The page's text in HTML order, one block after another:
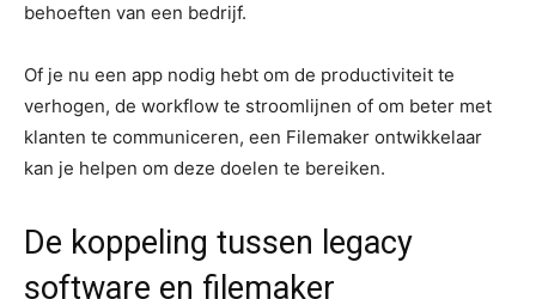
behoeften van een bedrijf.
Of je nu een app nodig hebt om de productiviteit te
verhogen, de workflow te stroomlijnen of om beter met
klanten te communiceren, een Filemaker ontwikkelaar
kan je helpen om deze doelen te bereiken.
De koppeling tussen legacy
software en filemaker